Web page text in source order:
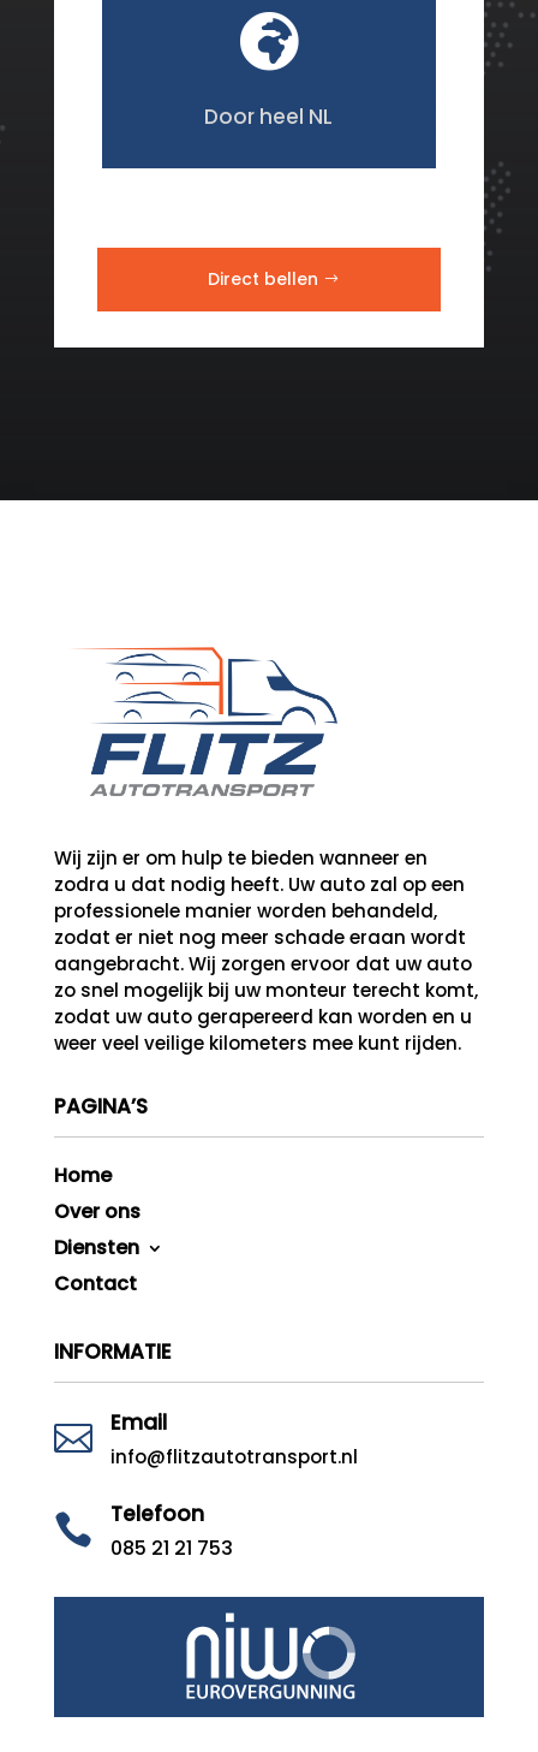

Door heel NL
Direct bellen
Wij zijn er om hulp te bieden wanneer en
zodra u dat nodig heeft. Uw auto zal op een
professionele manier worden behandeld,
zodat er niet nog meer schade eraan wordt
aangebracht.Wij zorgen ervoor dat uw auto
zo snel mogelijk bij uw monteur terecht komt,
zodat uw auto gerapereerd kan worden en u
weer veel veilige kilometers mee kunt rijden.
PAGINA’S
Home
Over ons
Diensten
Contact
INFORMATIE
 Email
info@flitzautotransport.nl
 Telefoon
085 21 21 753